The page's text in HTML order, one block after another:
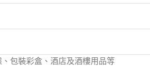
包裝彩盒、酒店及酒樓用品等